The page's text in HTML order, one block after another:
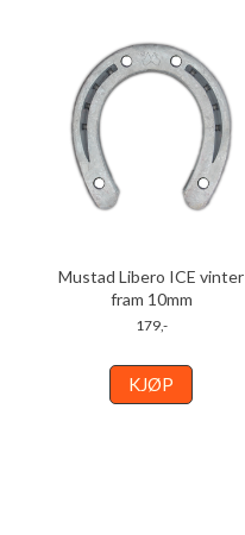
Mustad Libero ICE vinter
fram 10mm
179,-
KJØP